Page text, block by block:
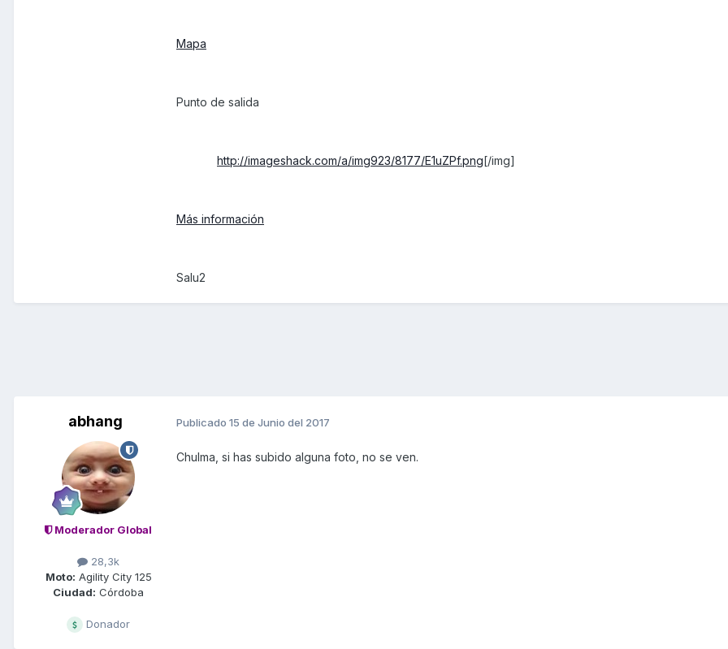
Mapa
Punto de salida
http://imageshack.com/a/img923/8177/E1uZPf.png[/img]
Más información
Salu2
abhang
Moderador Global
28,3k
Moto: Agility City 125
Ciudad: Córdoba
Donador
Publicado 15 de Junio del 2017
Chulma, si has subido alguna foto, no se ven.